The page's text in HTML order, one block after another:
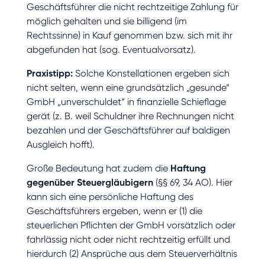
Geschäftsführer die nicht rechtzeitige Zahlung für
möglich gehalten und sie billigend (im
Rechtssinne) in Kauf genommen bzw. sich mit ihr
abgefunden hat (sog. Eventualvorsatz).
Praxistipp: Solche Konstellationen ergeben sich
nicht selten, wenn eine grundsätzlich „gesunde“
GmbH „unverschuldet“ in finanzielle Schieflage
gerät (z. B. weil Schuldner ihre Rechnungen nicht
bezahlen und der Geschäftsführer auf baldigen
Ausgleich hofft).
Große Bedeutung hat zudem die Haftung
gegenüber Steuergläubigern(§§ 69, 34 AO). Hier
kann sich eine persönliche Haftung des
Geschäftsführers ergeben, wenn er (1) die
steuerlichen Pflichten der GmbH vorsätzlich oder
fahrlässig nicht oder nicht rechtzeitig erfüllt und
hierdurch (2) Ansprüche aus dem Steuerverhältnis